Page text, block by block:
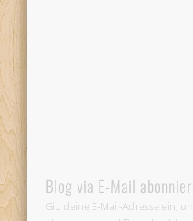
Blog via E-Mail
Gib deine E-Mail-Adresse ein,